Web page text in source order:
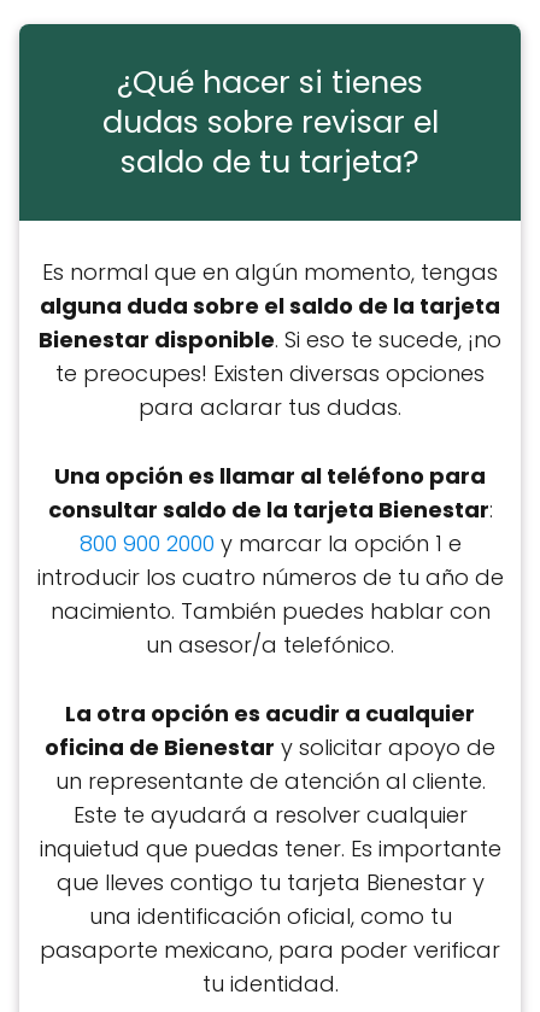
¿Qué hacer si tienes
dudas sobre revisar el
saldo de tu tarjeta?
Es normal que en algún momento, tengas
alguna duda sobre el saldo de la tarjeta
Bienestar disponible. Si eso te sucede, ¡no
te preocupes! Existen diversas opciones
para aclarar tus dudas.
Una opción es llamar al teléfono para
consultar saldo de la tarjeta Bienestar:
800 900 2000 y marcar la opción 1 e
introducir los cuatro números de tu año de
nacimiento. También puedes hablar con
un asesor/a telefónico.
La otra opción es acudir a cualquier
oficina de Bienestar y solicitar apoyo de
un representante de atención al cliente.
Este te ayudará a resolver cualquier
inquietud que puedas tener. Es importante
que lleves contigo tu tarjeta Bienestar y
una identificación oficial, como tu
pasaporte mexicano, para poder verificar
tu identidad.